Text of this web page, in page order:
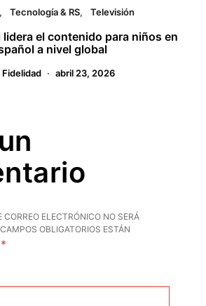
Tecnología & RS Televisión
el contenido para niños en
a nivel global
Fidelidad abril 23, 2026
CORREO ELECTRÓNICO NO SERÁ
OBLIGATORIOS ESTÁN
*